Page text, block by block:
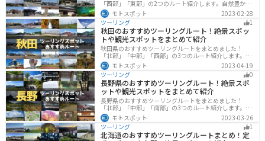
「西部」「東部」の2つのルート紹介します。自然豊かな
山と海、温泉が充実しており、美術館などもあるので、
自然を満喫するツーリングができます。バイクで富山県
にツーリングに行く際は参考にしてください。
モトスポット
2023-02-28
ツーリング
1
秋田のおすすめツーリングルート！絶景スポッ
トや観光スポットをまとめて紹介
秋田県のおすすめツーリングルートをまとめました！
「北部」「中部」「西部」の3つのルート紹介します。自
然豊かな山々や湖、温泉地が点在し、四季折々の景色を
楽しめるスポットが多数あります。バイクで秋田県にツ
ーリングに行く際は参考にしてください。
モトスポット
2023-04-19
ツーリング
0
長野県のおすすめツーリングルート！絶景スポ
ットや観光スポットをまとめて紹介
長野県のおすすめツーリングルートをまとめました！
「北部」「中部」「南部」の3つのルート紹介します。諏
訪湖やビーナスラインのような全国でも有名なツーリン
グスポットが多数あります。バイクで長野県にツーリン
グに行く際は参考にしてください。
モトスポット
2023-03-26
ツーリング
1
北海道のおすすめツーリングルートまとめ！定